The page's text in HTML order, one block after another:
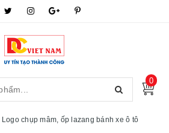
0
Logo chụp mâm, ốp lazang bánh xe ô tô